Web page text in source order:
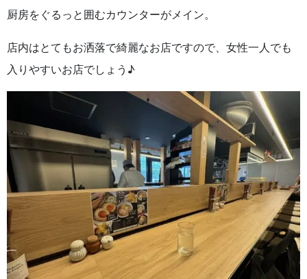
厨房をぐるっと囲むカウンターがメイン。
店内はとてもお洒落で綺麗なお店ですので、女性一人でも
入りやすいお店でしょう♪